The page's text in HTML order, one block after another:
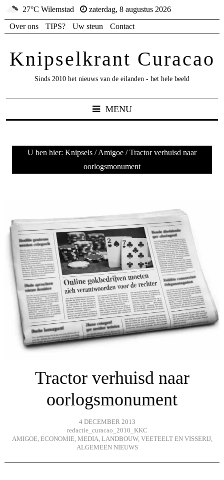
27°C Wilemstad
zaterdag, 8 augustus 2026
Over ons
TIPS? Uw steun Contact
Knipselkrant Curacao
Sinds 2010 het nieuws van de eilanden - het hele beeld
MENU
U ben hier: Knipsels / Amigoe / Tractor verhuisd naar
oorlogsmonument
Tractor verhuisd naar
oorlogsmonument
4 DECEMBER 2013
redactie_curacao_2010_KKC
AMIGOE, ECONOMIE, MEDIA, LANDBOUW, VEETEELT EN VISSERIJ,
ALGEMEEN NIEUWS